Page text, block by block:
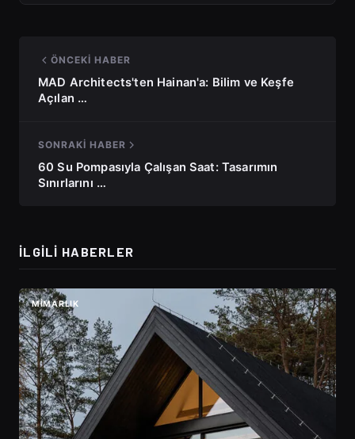
ÖNCEKI HABER
MAD Architects'ten Hainan'a: Bilim ve Keşfe
Açılan …
SONRAKI HABER
60 Su Pompasıyla Çalışan Saat: Tasarımın
Sınırlarını …
İLGILI HABERLER
MIMARLIK